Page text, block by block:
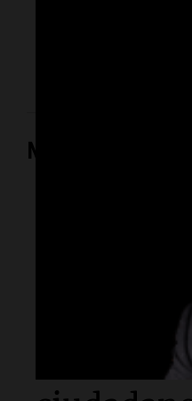
La influencer declaró
ocurrido esta semana y
Mundo
La crisis
en
del
la vida